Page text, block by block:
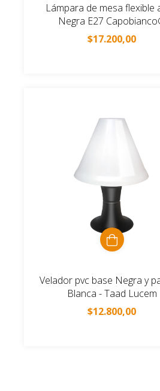
Lámpara de mesa flexible
Negra E27
$17.200,00
Velador pvc base Negra y
Blanca - Taad Lucem
$12.800,00